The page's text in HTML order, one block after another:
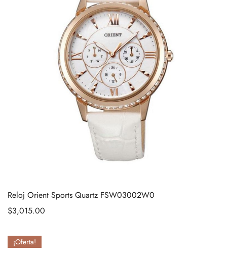
Reloj Orient Sports Quartz FSW03002W0
$3,015.00
¡Oferta!